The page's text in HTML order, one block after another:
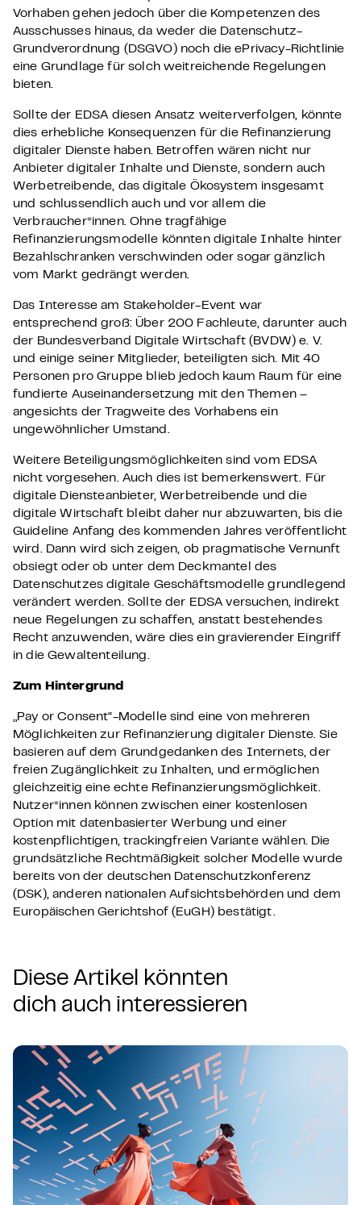
Vorhaben gehen jedoch über die Kompetenzen des
Ausschusses hinaus, da weder die Datenschutz-
Grundverordnung (DSGVO) noch die ePrivacy-Richtlinie
eine Grundlage für solch weitreichende Regelungen
bieten.
Sollte der EDSA diesen Ansatz weiterverfolgen, könnte
dies erhebliche Konsequenzen für die Refinanzierung
digitaler Dienste haben. Betroffen wären nicht nur
Anbieter digitaler Inhalte und Dienste, sondern auch
Werbetreibende, das digitale Ökosystem insgesamt
und schlussendlich auch und vor allem die
Verbraucher*innen. Ohne tragfähige
Refinanzierungsmodelle könnten digitale Inhalte hinter
Bezahlschranken verschwinden oder sogar gänzlich
vom Markt gedrängt werden.
Das Interesse am Stakeholder-Event war
entsprechend groß: Über 200 Fachleute, darunter auch
der Bundesverband Digitale Wirtschaft (BVDW) e. V.
und einige seiner Mitglieder, beteiligten sich. Mit 40
Personen pro Gruppe blieb jedoch kaum Raum für eine
fundierte Auseinandersetzung mit den Themen –
angesichts der Tragweite des Vorhabens ein
ungewöhnlicher Umstand.
Weitere Beteiligungsmöglichkeiten sind vom EDSA
nicht vorgesehen. Auch dies ist bemerkenswert. Für
digitale Diensteanbieter, Werbetreibende und die
digitale Wirtschaft bleibt daher nur abzuwarten, bis die
Guideline Anfang des kommenden Jahres veröffentlicht
wird. Dann wird sich zeigen, ob pragmatische Vernunft
obsiegt oder ob unter dem Deckmantel des
Datenschutzes digitale Geschäftsmodelle grundlegend
verändert werden. Sollte der EDSA versuchen, indirekt
neue Regelungen zu schaffen, anstatt bestehendes
Recht anzuwenden, wäre dies ein gravierender Eingriff
in die Gewaltenteilung.
Zum Hintergrund
„Pay or Consent“-Modelle sind eine von mehreren
Möglichkeiten zur Refinanzierung digitaler Dienste. Sie
basieren auf dem Grundgedanken des Internets, der
freien Zugänglichkeit zu Inhalten, und ermöglichen
gleichzeitig eine echte Refinanzierungsmöglichkeit.
Nutzer*innen können zwischen einer kostenlosen
Option mit datenbasierter Werbung und einer
kostenpflichtigen, trackingfreien Variante wählen. Die
grundsätzliche Rechtmäßigkeit solcher Modelle wurde
bereits von der deutschen Datenschutzkonferenz
(DSK), anderen nationalen Aufsichtsbehörden und dem
Europäischen Gerichtshof (EuGH) bestätigt.
Diese Artikel könnten
dich auch interessieren